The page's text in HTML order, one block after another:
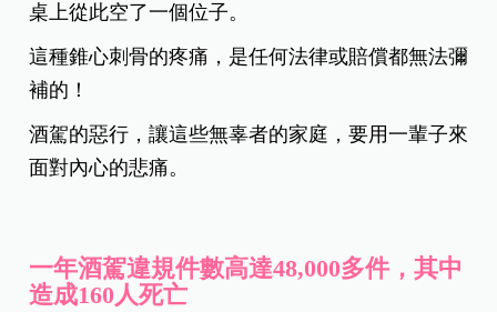
桌上從此空了一個位子。
這種錐心刺骨的疼痛，是任何法律或賠償都無法彌
補的！
酒駕的惡行，讓這些無辜者的家庭，要用一輩子來
面對內心的悲痛。
一年酒駕違規件數高達48,000多件，其中
造成160人死亡